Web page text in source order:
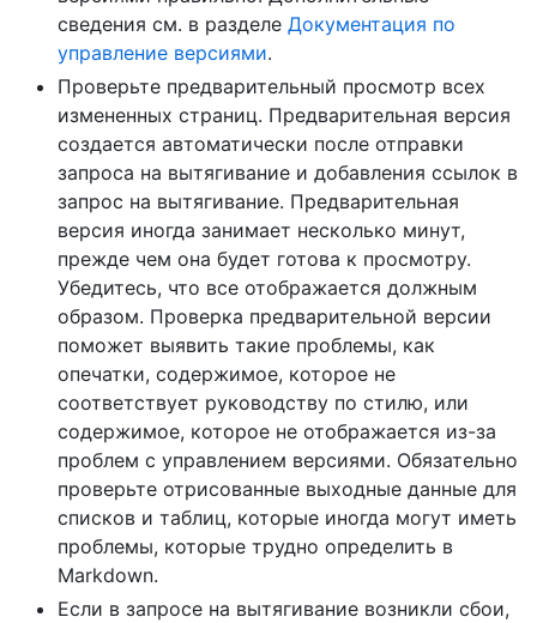
сведения см. в разделе Документация по
управление версиями.
Проверьте предварительный просмотр всех
измененных страниц. Предварительная версия
создается автоматически после отправки
запроса на вытягивание и добавления ссылок в
запрос на вытягивание. Предварительная
версия иногда занимает несколько минут,
прежде чем она будет готова к просмотру.
Убедитесь, что все отображается должным
образом. Проверка предварительной версии
поможет выявить такие проблемы, как
опечатки, содержимое, которое не
соответствует руководству по стилю, или
содержимое, которое не отображается из-за
проблем с управлением версиями. Обязательно
проверьте отрисованные выходные данные для
списков и таблиц, которые иногда могут иметь
проблемы, которые трудно определить в
Markdown.
Если в запросе на вытягивание возникли сбои,